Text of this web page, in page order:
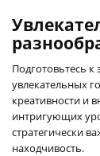
Подготовьтесь
увлекательных
креативности и
интригующих
стратегически
находчивость.